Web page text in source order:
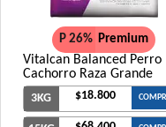
P 26% Premium
Vitalcan Balanced Perro
Cachorro Raza Grande
3KG $18.800